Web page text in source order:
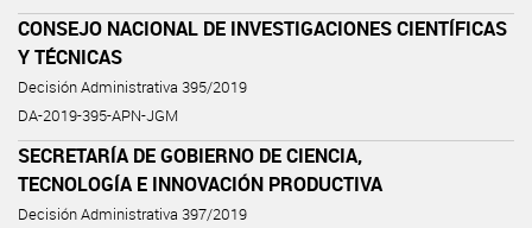
CONSEJO NACIONAL DE INVESTIGACIONES CIENTÍFICAS
Y TÉCNICAS
Decisión Administrativa 395/2019
DA-2019-395-APN-JGM
SECRETARÍA DE GOBIERNO DE CIENCIA,
TECNOLOGÍA E INNOVACIÓN PRODUCTIVA
Decisión Administrativa 397/2019